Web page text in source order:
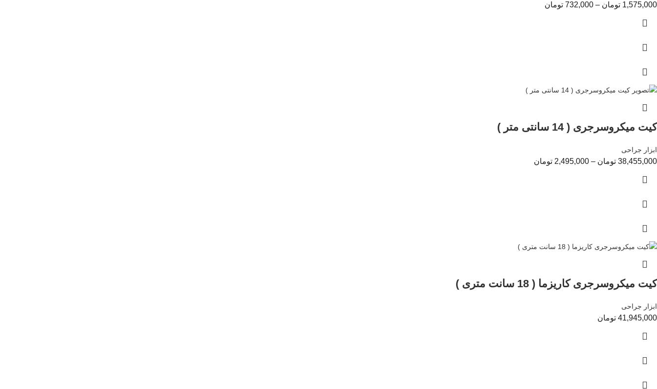
1,575,000 تومان –
732,000 تومان
کیت میکروسرجری ( 14 سانتی متر )
ابزار جراحی
38,455,000 تومان –
2,495,000 تومان
کیت میکروسرجری کاریزما ( 18 سانت متری )
ابزار جراحی
41,945,000 تومان